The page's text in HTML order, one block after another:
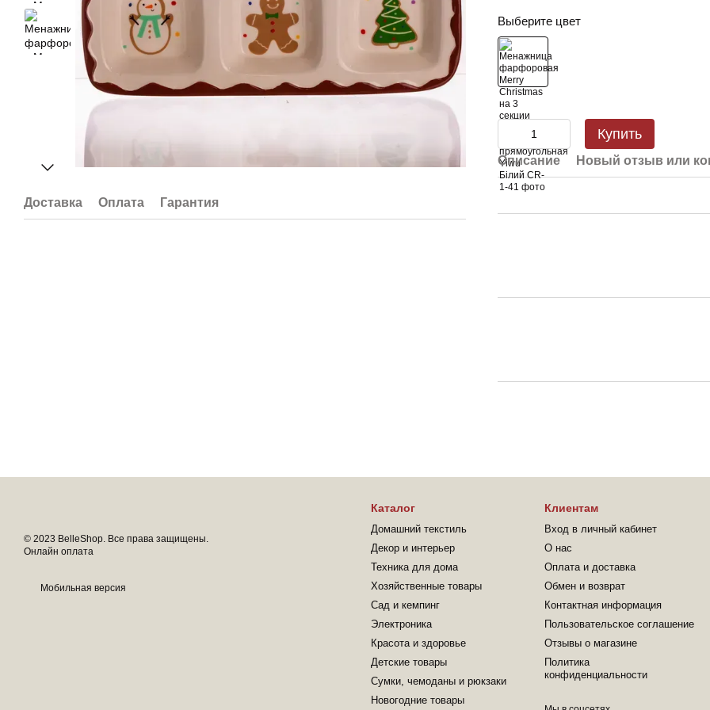
Доставка Оплата Гарантия
Выберите цвет
Купить
Описание Новый отзыв или
© 2023 BelleShop. Все права защищены.
Онлайн оплата
Мобильная версия
Каталог
Домашний текстиль
Декор и интерьер
Техника для дома
Хозяйственные товары
Сад и кемпинг
Электроника
Красота и здоровье
Детские товары
Сумки, чемоданы и рюкзаки
Новогодние товары
Клиентам
Вход в личный кабинет
О нас
Оплата и доставка
Обмен и возврат
Контактная информация
Пользовательское соглашение
Отзывы о магазине
Политика
конфиденциальности